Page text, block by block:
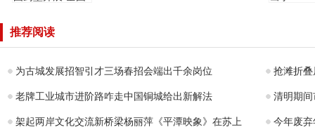
开展公益科普宣
传一起呵护“小心
药
推荐阅读
为古城发展招智引才三场春招会端出千余岗位 抢滩折
老牌工业城市进阶路咋走中国铜城给出新解法 清明期
架起两岸文化交流新桥梁杨丽萍《平潭映象》在苏上 今年废